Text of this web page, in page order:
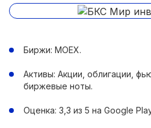
Биржи: MOEX.
Активы: Акции, облигации,
биржевые ноты.
Оценка: 3,3 из 5 на Google